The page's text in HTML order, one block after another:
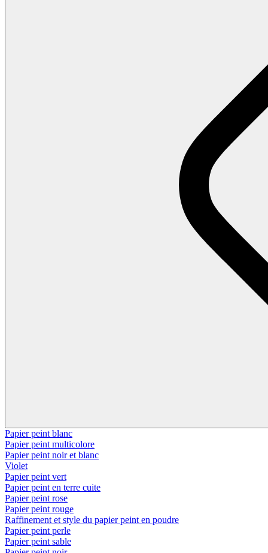
Papier peint blanc
Papier peint multicolore
Papier peint noir et blanc
Violet
Papier peint vert
Papier peint en terre cuite
Papier peint rose
Papier peint rouge
Raffinement et style du papier peint en poudre
Papier peint perle
Papier peint sable